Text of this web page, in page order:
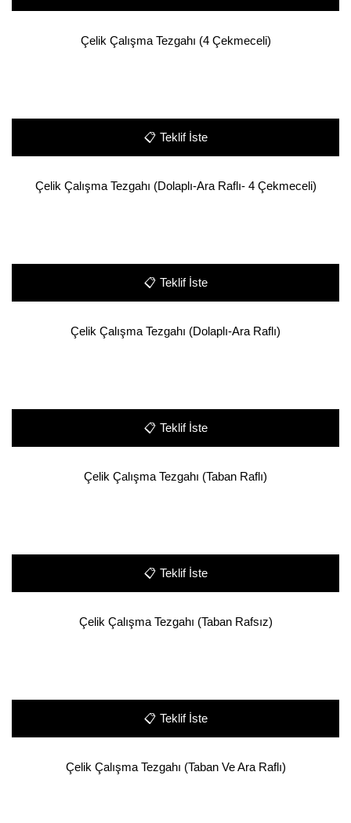
Çelik Çalışma Tezgahı (4 Çekmeceli)
📋 Teklif İste
Çelik Çalışma Tezgahı (Dolaplı-Ara Raflı- 4 Çekmeceli)
📋 Teklif İste
Çelik Çalışma Tezgahı (Dolaplı-Ara Raflı)
📋 Teklif İste
Çelik Çalışma Tezgahı (Taban Raflı)
📋 Teklif İste
Çelik Çalışma Tezgahı (Taban Rafsız)
📋 Teklif İste
Çelik Çalışma Tezgahı (Taban Ve Ara Raflı)